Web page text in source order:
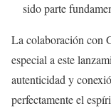
sido parte
La colaboración con
especial a este
autenticidad y
perfectamente el